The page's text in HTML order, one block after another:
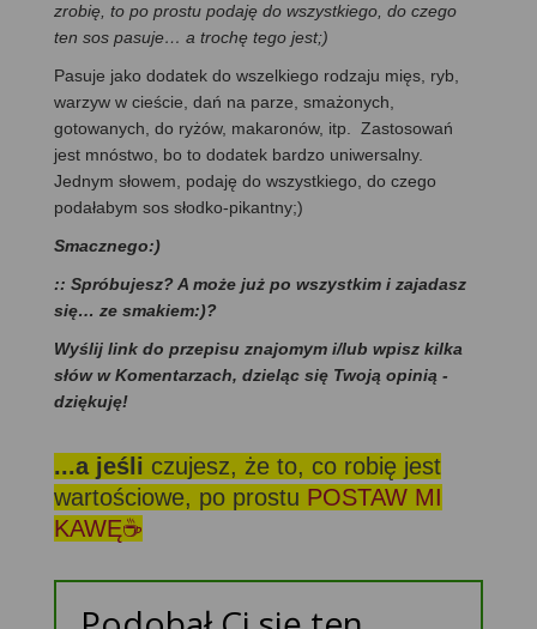
zrobię, to po prostu podaję do wszystkiego, do czego
ten sos pasuje… a trochę tego jest;)
Pasuje jako dodatek do wszelkiego rodzaju mięs, ryb,
warzyw w cieście, dań na parze, smażonych,
gotowanych, do ryżów, makaronów, itp. Zastosowań
jest mnóstwo, bo to dodatek bardzo uniwersalny.
Jednym słowem, podaję do wszystkiego, do czego
podałabym sos słodko-pikantny;)
Smacznego:)
:: Spróbujesz? A może już po wszystkim i zajadasz
się… ze smakiem:)?
Wyślij link do przepisu znajomym i/lub wpisz kilka
słów w Komentarzach, dzieląc się Twoją opinią -
dziękuję!
...a jeśli czujesz, że to, co robię jest
wartościowe, po prostu POSTAW MI
KAWĘ☕